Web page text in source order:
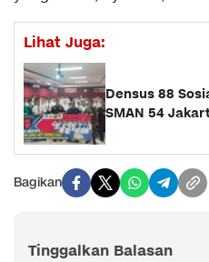
Lihat Juga:
Densus 88
SMAN 54
Bagikan
Tinggalkan Balasan